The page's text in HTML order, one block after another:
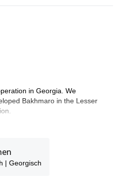
in Georgia. We
Bakhmaro in the Lesser
| Georgisch